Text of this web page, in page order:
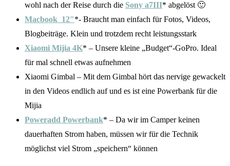
wohl nach der Reise durch die Sony a7III* abgelöst 🙂
Macbook 12″*- Braucht man einfach für Fotos, Videos,
Blogbeiträge. Klein und trotzdem recht leistungsstark
Xiaomi Mijia 4K* – Unsere kleine „Budget“-GoPro. Ideal
für mal schnell etwas aufnehmen
Xiaomi Gimbal – Mit dem Gimbal hört das nervige gewackelt
in den Videos endlich auf und es ist eine Powerbank für die
Mijia
Poweradd Powerbank* – Da wir im Camper keinen
dauerhaften Strom haben, müssen wir für die Technik
möglichst viel Strom „speichern“ können